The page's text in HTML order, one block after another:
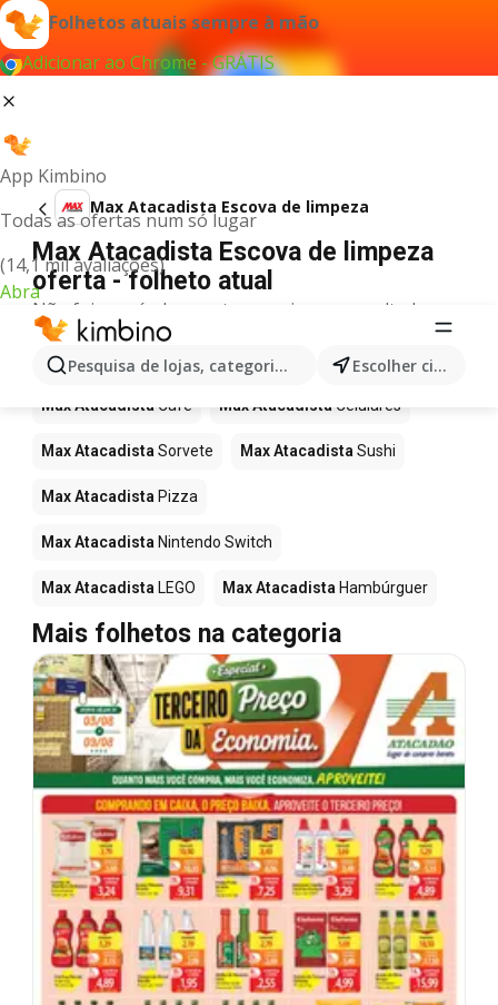
Folhetos atuais sempre à mão
Adicionar ao Chrome - GRÁTIS
App Kimbino
Todas as ofertas num só lugar
(14,1 mil avaliações)
Abra
Pesquisa de lojas, categorias,produtos... Escolher cidade
Max Atacadista Escova de limpeza
Max Atacadista Escova de limpeza
oferta - folheto atual
Não foi possível encontrar quaisquer resultados
para este termo.
Mais produtos em Max Atacadista
Max Atacadista Café Max Atacadista Celulares
Max Atacadista Sorvete Max Atacadista Sushi
Max Atacadista Pizza
Max Atacadista Nintendo Switch
Max Atacadista LEGO Max Atacadista Hambúrguer
Mais folhetos na categoria